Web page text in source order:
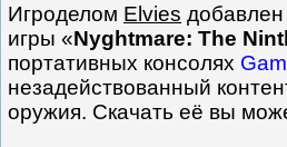
Игроделом Elvies
игры «Nyghtmare: The
портативных консолях
незадействованный
оружия. Скачать её вы